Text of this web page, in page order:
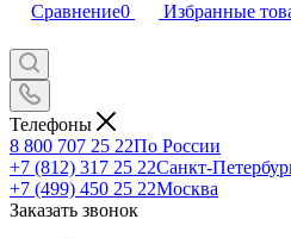
Сравнение0 Избранные
Телефоны
8 800 707 25 22По России
+7 (812) 317 25 22Санкт-
+7 (499) 450 25 22Москва
Заказать звонок